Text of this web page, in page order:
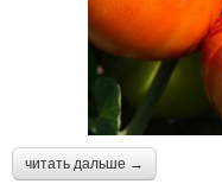
читать дальше →